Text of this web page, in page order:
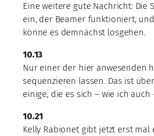
Eine weitere gute Nachricht: Die
ein, der Beamer funktioniert,
könne es demnächst losgehen.
10.13
Nur einer der hier anwesenden
sequenzieren lassen. Das ist
einige, die es sich – wie ich
10.21
Kelly Rabionet gibt jetzt erst mal